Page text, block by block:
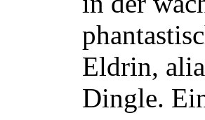
Eldrin,
Dingle.